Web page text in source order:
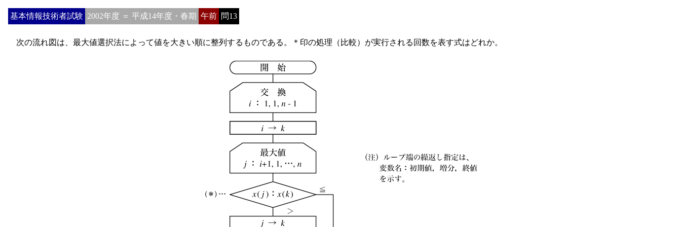
基本情報技術者試験 2002年度 ＝ 平成14年度・春期 午前 問13
次の流れ図は、最大値選択法によって値を大きい順に整列するものである。＊印の処理（比較）が実行される回数を表す式はどれか。